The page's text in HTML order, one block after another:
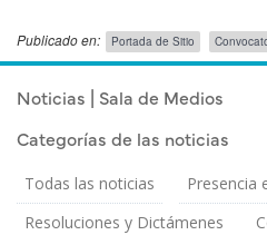
Noticias | Sala de Medios
Categorías de las noticias
Todas las noticias
Presencia
Resoluciones y Dictámenes
Publicado en: Portada de Sitio
Publicado el Lunes 29 Junio, 2026